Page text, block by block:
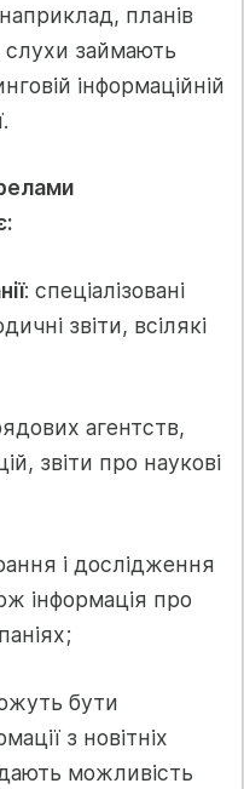
планів
слухи займають
інформаційній
: спеціалізовані
звіти, всілякі
агентств,
звіти про наукові
і дослідження
інформація про
бути
з новітніх
можливість